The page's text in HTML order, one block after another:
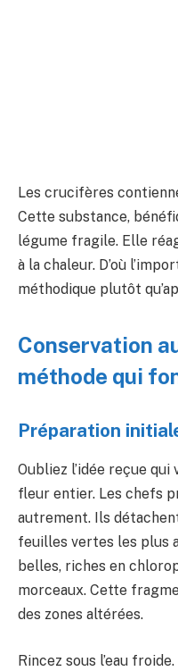
Les crucifères
Cette substance,
légume fragile. Elle
à la chaleur. D’où
méthodique plutôt
Conservation
méthode qui
Préparation
Oubliez l’idée reçue qui
fleur entier. Les chefs
autrement. Ils
feuilles vertes les plus
belles, riches en
morceaux. Cette
des zones altérées.
Rincez sous l’eau